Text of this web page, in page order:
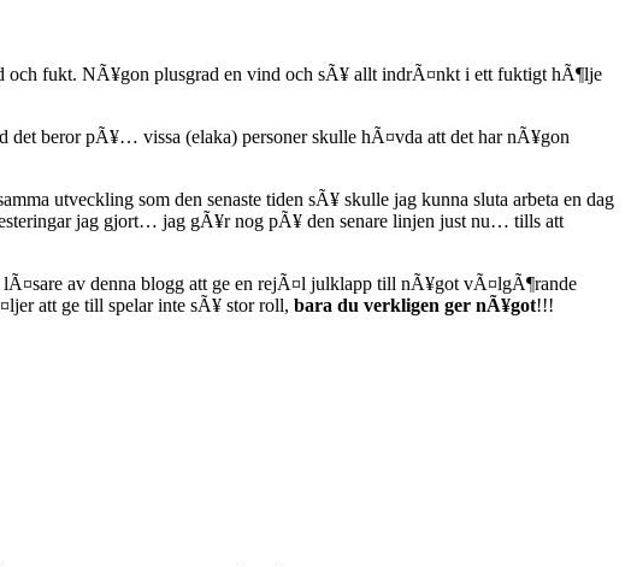
fukt. NÃ¥gon plusgrad en vind och sÃ¥ allt indrÃ¤nkt i ett fuktigt hÃ¶lje
beror pÃ¥… vissa (elaka) personer skulle hÃ¤vda att det har nÃ¥gon
utveckling som den senaste tiden sÃ¥ skulle jag kunna sluta arbeta en dag
jag gjort… jag gÃ¥r nog pÃ¥ den senare linjen just nu… tills att
lÃ¤sare av denna blogg att ge en rejÃ¤l julklapp till nÃ¥got vÃ¤lgÃ¶rande
att ge till spelar inte sÃ¥ stor roll, bara du verkligen ger nÃ¥got!!!